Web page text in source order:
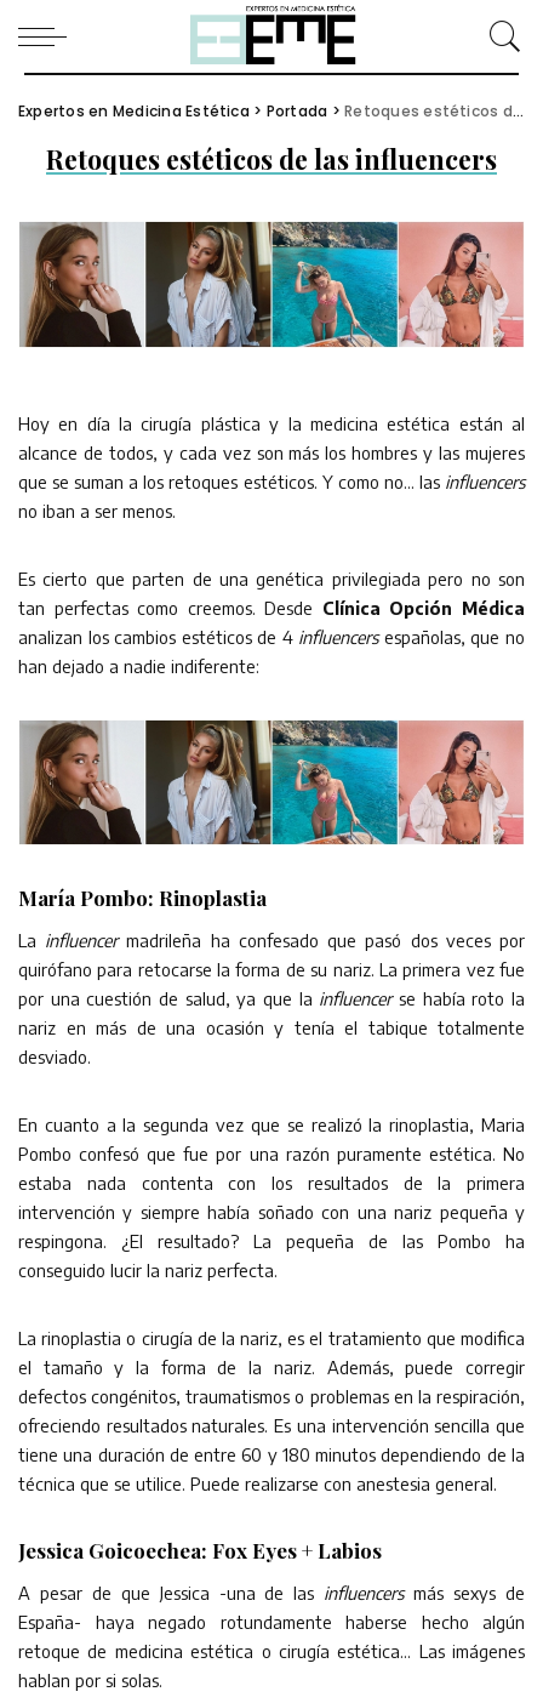
Expertos en Medicina Estética > Portada >Retoques estéticos de las influencers
Retoques estéticos de las influencers
Hoy en día la cirugía plástica y la medicina estética están al
alcance de todos, y cada vez son más los hombres y las mujeres
que se suman a los retoques estéticos. Y como no… lasinfluencers
no iban a ser menos.
Es cierto que parten de una genética privilegiada pero no son
tan perfectas como creemos. Desde Clínica Opción Médica
analizan los cambios estéticos de 4 influencersespañolas, que no
han dejado a nadie indiferente:
María Pombo: Rinoplastia
La influencermadrileña ha confesado que pasó dos veces por
quirófano para retocarse la forma de su nariz. La primera vez fue
por una cuestión de salud, ya que la influencerse había roto la
nariz en más de una ocasión y tenía el tabique totalmente
desviado.
En cuanto a la segunda vez que se realizó la rinoplastia, Maria
Pombo confesó que fue por una razón puramente estética. No
estaba nada contenta con los resultados de la primera
intervención y siempre había soñado con una nariz pequeña y
respingona. ¿El resultado? La pequeña de las Pombo ha
conseguido lucir la nariz perfecta.
La rinoplastia o cirugía de la nariz, es el tratamiento que modifica
el tamaño y la forma de la nariz. Además, puede corregir
defectos congénitos, traumatismos o problemas en la respiración,
ofreciendo resultados naturales. Es una intervención sencilla que
tiene una duración de entre 60 y 180 minutos dependiendo de la
técnica que se utilice. Puede realizarse con anestesia general.
Jessica Goicoechea: Fox Eyes + Labios
A pesar de que Jessica -una de las influencersmás sexys de
España- haya negado rotundamente haberse hecho algún
retoque de medicina estética o cirugía estética… Las imágenes
hablan por si solas.